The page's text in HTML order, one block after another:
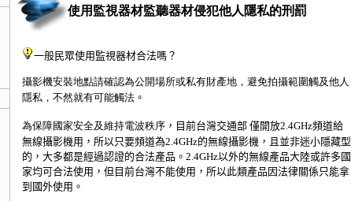
使用監視器材監聽器材侵犯他人隱私的刑罰
一般民眾使用監視器材合法嗎？
攝影機安裝地點請確認為公開場所或私有財產地，避免拍攝範圍觸及他人
隱私，不然就有可能觸法 。
為保障國家安全及維持電波秩序 ，目前台灣交通部 僅開放2.4GHz頻道給
無線攝影機用，所以只要頻道為2.4GHz的無線攝影機，且並非迷小隱藏型
的，大多都是經過認證的合法產品。2.4GHz以外的無線產品大陸或許多國
家均可合法使用，但目前台灣不能使用，所以此類產品因法律關係只能拿
到國外使用。